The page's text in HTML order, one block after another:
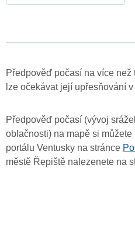
Předpověď počasí na více
lze očekávat její upřesňování
Předpověď počasí (vývoj
oblačnosti) na mapě si
portálu Ventusky na stránce
městě Řepiště nalezenete na